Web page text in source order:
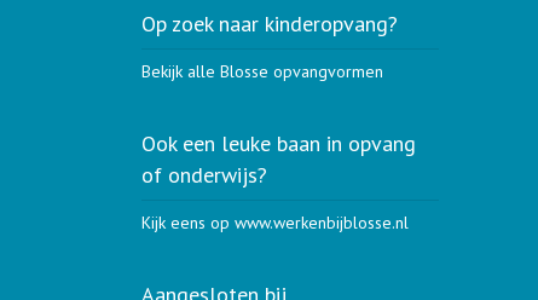
Op zoek naar kinderopvang?
Bekijk alle Blosse opvangvormen
Ook een leuke baan in opvang
of onderwijs?
Kijk eens op www.werkenbijblosse.nl
Aangesloten bij